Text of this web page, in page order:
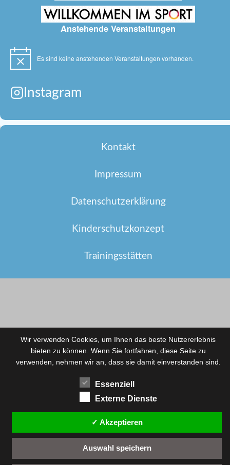
Anstehende Veranstaltungen
Hinweis Es sind keine anstehenden Veranstaltungen vorhanden.
Instagram
Kontakt
Impressum
Datenschutzerklärung
Kinderschutzkonzept
Trainingsstätten
Wir verwenden Cookies, um Ihnen das beste Nutzererlebnis
bieten zu können. Wenn Sie fortfahren, diese Seite zu
verwenden, nehmen wir an, dass sie damit einverstanden sind.
Essenziell
Externe Dienste
✓ Akzeptieren
Auswahl speichern